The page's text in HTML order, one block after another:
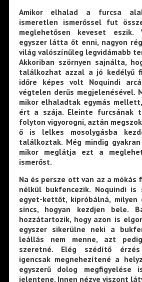
Amikor elhalad a furcsa
ismeretlen ismerőssel fut
meglehetősen keveset eszik.
egyszer látta őt enni, nagyon
világ valószínűleg legvidámabb
Akkoriban szörnyen sajnálta,
találkozhat azzal a jó kedélyű
időre képes volt Noquindi
végtelen derűs megjelenésével.
mikor elhaladtak egymás
ért a szája. Eleinte furcsának
folyton vigyorogni, aztán
ő is lelkes mosolygásba
találkoztak. Még mindig
mikor meglátja ezt a
ismerőst.
Na és persze ott van az a mókás
nélkül bukfencezik. Noquindi is
egyet-kettőt, kipróbálná, milyen
sincs, hogyan kezdjen bele.
hozzátartozik, hogy azon is
egyszer sikerülne neki a
leállás nem menne, azt
szeretné. Elég szédítő
igencsak megnehezítené a
egyszerű dolog megfigyelése
jelentene. Innen nézve viszont